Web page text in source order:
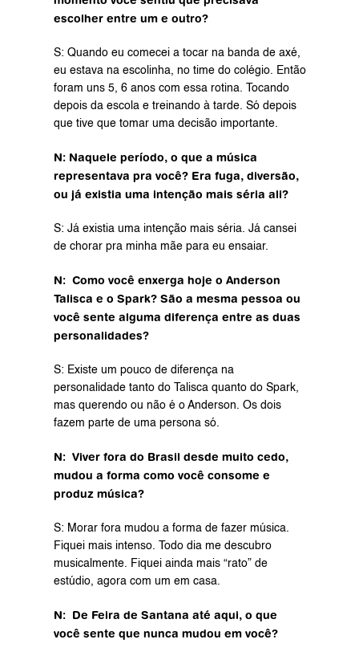
escolher entre um e outro?
S: Quando eu comecei a tocar na banda de axé,
eu estava na escolinha, no time do colégio. Então
foram uns 5, 6 anos com essa rotina. Tocando
depois da escola e treinando à tarde. Só depois
que tive que tomar uma decisão importante.
N: Naquele período, o que a música
representava pra você? Era fuga, diversão,
ou já existia uma intenção mais séria ali?
S: Já existia uma intenção mais séria. Já cansei
de chorar pra minha mãe para eu ensaiar.
N:  Como você enxerga hoje o Anderson
Talisca e o Spark? São a mesma pessoa ou
você sente alguma diferença entre as duas
personalidades?
S: Existe um pouco de diferença na
personalidade tanto do Talisca quanto do Spark,
mas querendo ou não é o Anderson. Os dois
fazem parte de uma persona só.
N:  Viver fora do Brasil desde muito cedo,
mudou a forma como você consome e
produz música?
S: Morar fora mudou a forma de fazer música.
Fiquei mais intenso. Todo dia me descubro
musicalmente. Fiquei ainda mais “rato” de
estúdio, agora com um em casa.
N:  De Feira de Santana até aqui, o que
você sente que nunca mudou em você?